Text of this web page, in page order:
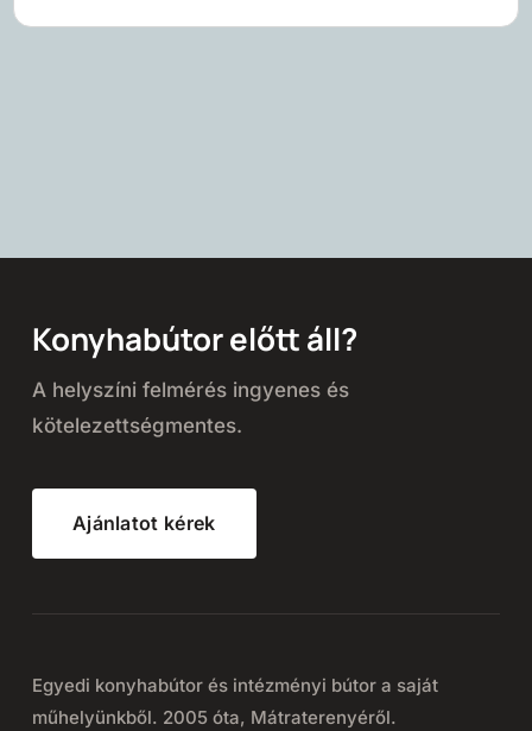
Konyhabútor előtt áll?
A helyszíni felmérés ingyenes és
kötelezettségmentes.
Ajánlatot kérek
Egyedi konyhabútor és intézményi bútor a saját
műhelyünkből. 2005 óta, Mátraterenyéről.